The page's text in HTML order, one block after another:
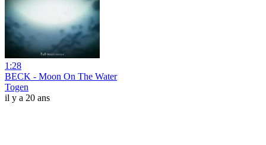
1:28
BECK - Moon On The Water
Togen
il y a 20 ans